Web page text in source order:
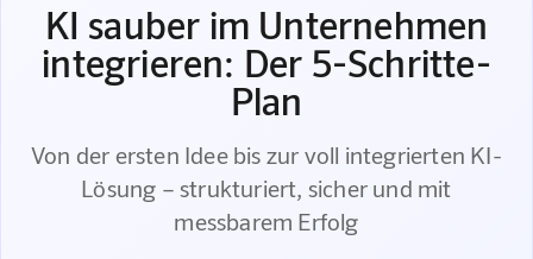
KI sauber im Unternehmen
integrieren: Der 5-Schritte-
Plan
Von der ersten Idee bis zur voll integrierten KI-
Lösung – strukturiert, sicher und mit
messbarem Erfolg